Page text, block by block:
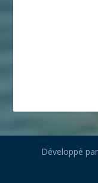
Développé par